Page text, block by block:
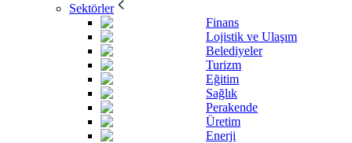
Sektörler
Finans
Lojistik ve Ulaşım
Belediyeler
Turizm
Eğitim
Sağlık
Perakende
Üretim
Enerji